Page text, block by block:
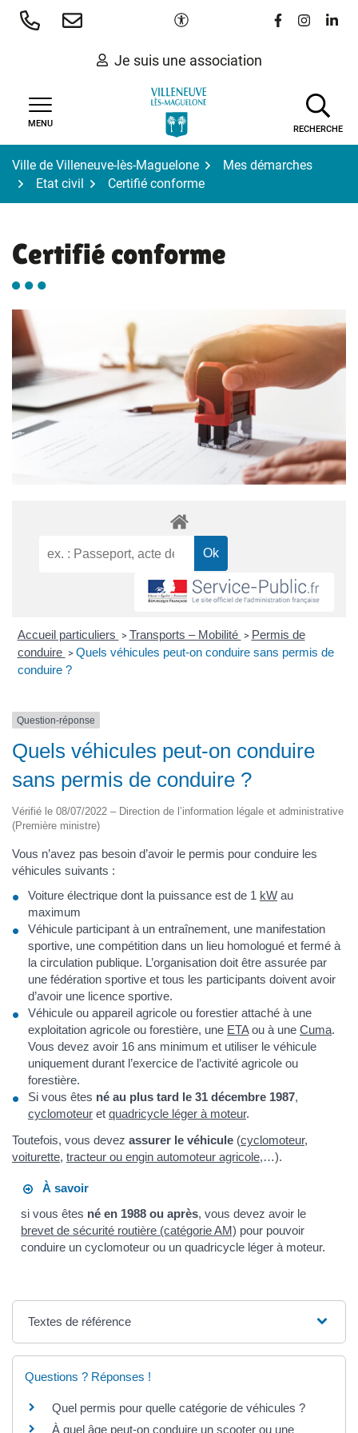
Aller
Paramètres d'accessibilité
Lien vers le
Lien vers
Lien
Je suis une association
MENU
RECHERCHE
Ville de Villeneuve-lès-Maguelone
Mes démarches
Etat civil
Certifié conforme
Certifié conforme
Accueil particuliers > Transports – Mobilité > Permis de
conduire > Quels véhicules peut-on conduire sans permis de
conduire ?
Question-réponse
Quels véhicules peut-on conduire
sans permis de conduire ?
Vérifié le 08/07/2022 – Direction de l’information légale et administrative
(Première ministre)
Vous n’avez pas besoin d’avoir le permis pour conduire les
véhicules suivants :
Voiture électrique dont la puissance est de 1 kW au
maximum
Véhicule participant à un entraînement, une manifestation
sportive, une compétition dans un lieu homologué et fermé à
la circulation publique. L’organisation doit être assurée par
une fédération sportive et tous les participants doivent avoir
d’avoir une licence sportive.
Véhicule ou appareil agricole ou forestier attaché à une
exploitation agricole ou forestière, une ETAou à une Cuma.
Vous devez avoir 16 ans minimum et utiliser le véhicule
uniquement durant l’exercice de l’activité agricole ou
forestière.
Si vous êtes né au plus tard le 31 décembre 1987,
cyclomoteur et quadricycle léger à moteur.
Toutefois, vous devez assurer le véhicule (cyclomoteur,
voiturette, tracteur ou engin automoteur agricole,…).
À savoir
si vous êtes né en 1988 ou après, vous devez avoir le
brevet de sécurité routière (catégorie AM) pour pouvoir
conduire un cyclomoteur ou un quadricycle léger à moteur.
Textes de référence
Questions ? Réponses !
Quel permis pour quelle catégorie de véhicules ?
À quel âge peut-on conduire un scooter ou une